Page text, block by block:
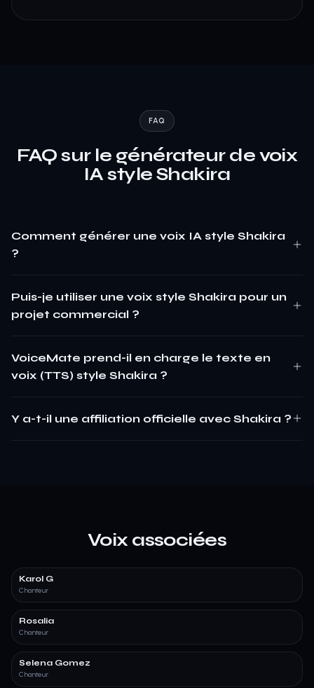
FAQ
FAQ sur le générateur de voix
IA style Shakira
Comment générer une voix IA style Shakira
?
Puis-je utiliser une voix style Shakira pour un
projet commercial ?
VoiceMate prend-il en charge le texte en
voix (TTS) style Shakira ?
Y a-t-il une affiliation officielle avec Shakira ?
Voix associées
Karol G
Chanteur
Rosalia
Chanteur
Selena Gomez
Chanteur